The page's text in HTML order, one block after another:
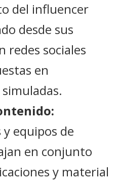
del influencer
desde sus
redes sociales
en
equipos de
en conjunto
y material